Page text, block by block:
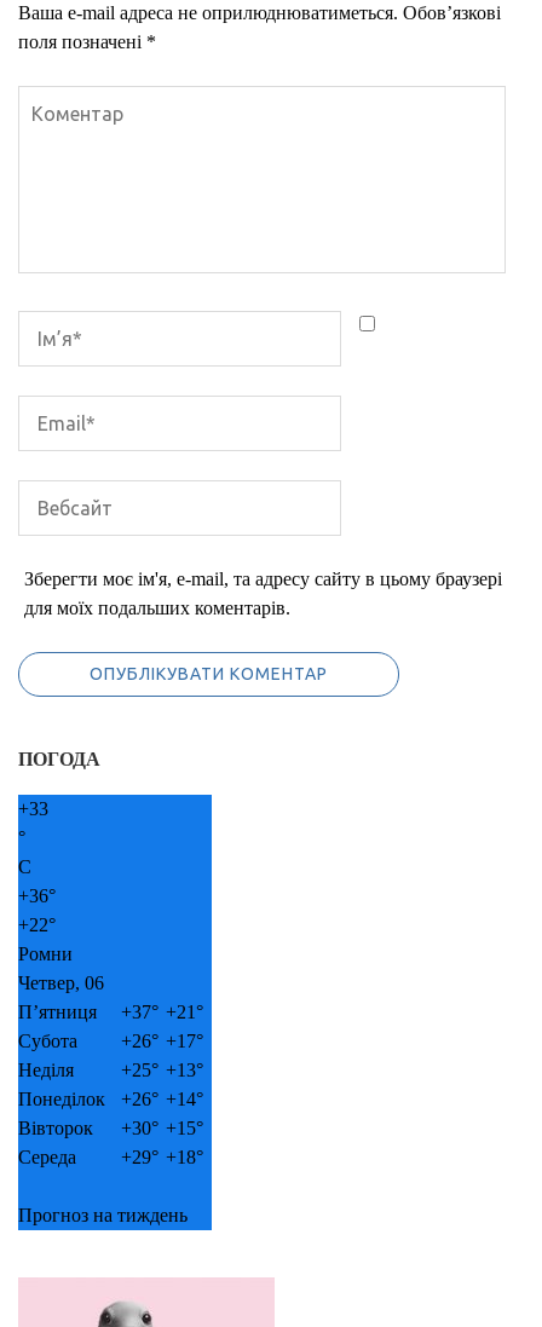
Ваша e-mail адреса не оприлюднюватиметься. Обов’язкові
поля позначені *
Зберегти моє ім'я, e-mail, та адресу сайту в цьому браузері
для моїх подальших коментарів.
ПОГОДА
+33
°
C
+36°
+22°
Ромни
Четвер, 06
П’ятниця
+37° +21°
Субота
+26° +17°
Неділя
+25° +13°
Понеділок
+26° +14°
Вівторок
+30° +15°
Середа
+29° +18°
Прогноз на тиждень